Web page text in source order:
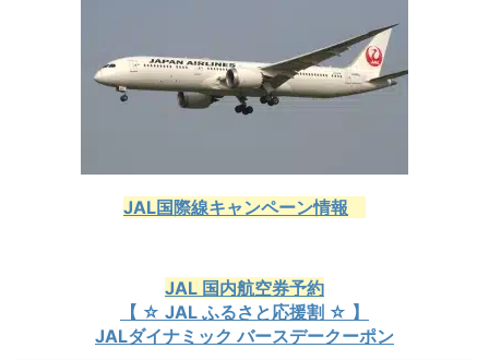
JAL国際線キャンペーン情報
JAL 国内航空券予約
【 ☆ JAL ふるさと応援割 ☆ 】
JALダイナミック バースデークーポン